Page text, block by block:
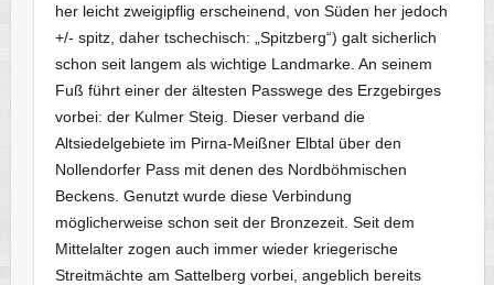
her leicht zweigipflig erscheinend, von Süden her jedoch
+/- spitz, daher tschechisch: „Spitzberg“) galt sicherlich
schon seit langem als wichtige Landmarke. An seinem
Fuß führt einer der ältesten Passwege des Erzgebirges
vorbei: der Kulmer Steig. Dieser verband die
Altsiedelgebiete im Pirna-Meißner Elbtal über den
Nollendorfer Pass mit denen des Nordböhmischen
Beckens. Genutzt wurde diese Verbindung
möglicherweise schon seit der Bronzezeit. Seit dem
Mittelalter zogen auch immer wieder kriegerische
Streitmächte am Sattelberg vorbei, angeblich bereits